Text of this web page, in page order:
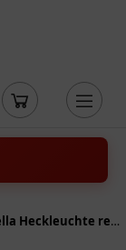
rechts für Motorräder 1025717